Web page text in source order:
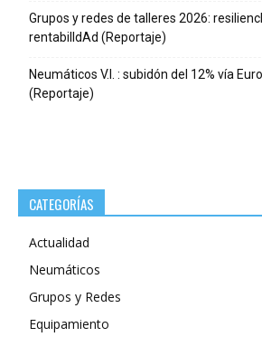
Grupos y redes de talleres 2026:
rentabilIdAd (Reportaje)
Neumáticos V.I. : subidón del 12% vía
(Reportaje)
CATEGORÍAS
Actualidad
Neumáticos
Grupos y Redes
Equipamiento